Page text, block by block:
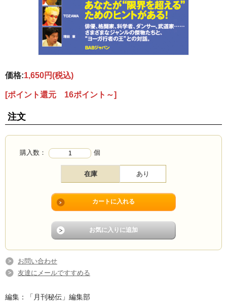
価格:1,650円(税込)
[ポイント還元 16ポイント～]
注文
購入数： 個
在庫 あり
お問い合わせ
友達にメールですすめる
編集：「月刊秘伝」編集部